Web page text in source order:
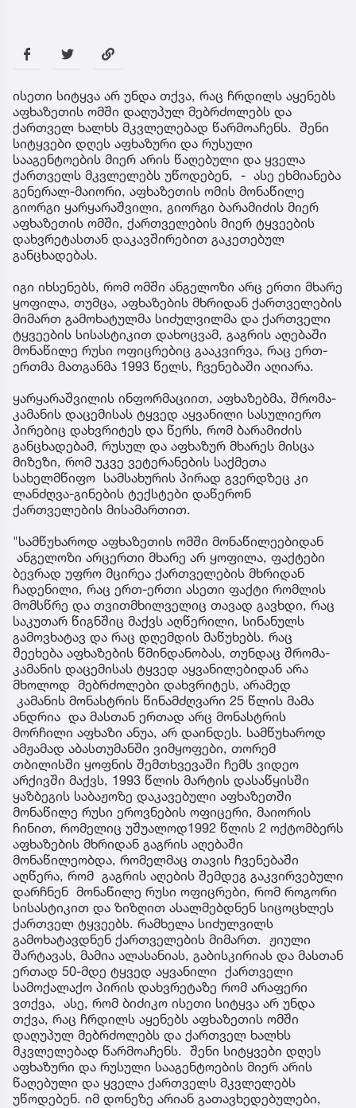
ისეთი სიტყვა არ უნდა თქვა, რაც ჩრდილს აყენებს
აფხაზეთის ომში დაღუპულ მებრძოლებს და
ქართველ ხალხს მკვლელებად წარმოაჩენს. შენი
სიტყვები დღეს აფხაზური და რუსული
სააგენტოების მიერ არის წაღებული და ყველა
ქართველს მკვლელებს უწოდებენ, - ასე ეხმიანება
გენერალ-მაიორი, აფხაზეთის ომის მონაწილე
გიორგი ყარყარაშვილი, გიორგი ბარამიძის მიერ
აფხაზეთის ომში, ქართველების მიერ ტყვეების
დახვრეტასთან დაკავშირებით გაკეთებულ
განცხადებას.
იგი იხსენებს, რომ ომში ანგელოზი არც ერთი მხარე
ყოფილა, თუმცა, აფხაზების მხრიდან ქართველების
მიმართ გამოხატულმა სიძულვილმა და ქართველი
ტყვეების სისასტიკით დახოცვამ, გაგრის აღებაში
მონაწილე რუსი ოფიცრებიც გააკვირვა, რაც ერთ-
ერთმა მათგანმა 1993 წელს, ჩვენებაში აღიარა.
ყარყარაშვილის ინფორმაციით, აფხაზებმა, შრომა-
კამანის დაცემისას ტყვედ აყვანილი სასულიერო
პირებიც დახვრიტეს და წერს, რომ ბარამიძის
განცხადებამ, რუსულ და აფხაზურ მხარეს მისცა
მიზეზი, რომ უკვე ვეტერანების საქმეთა
სახელმწიფო სამსახურის პირად გვერდზეც კი
ლანძღვა-გინების ტექსტები დაწერონ
ქართველების მისამართით.
"სამწუხაროდ აფხაზეთის ომში მონაწილეებიდან
ანგელოზი არცერთი მხარე არ ყოფილა, ფაქტები
ბევრად უფრო მცირეა ქართველების მხრიდან
ჩადენილი, რაც ერთ-ერთი ასეთი ფაქტი რომლის
მომსწრე და თვითმხილველიც თავად გავხდი, რაც
საკუთარ წიგნშიც მაქვს აღწერილი, სინანულს
გამოვხატავ და რაც დღემდის მაწუხებს. რაც
შეეხება აფხაზების წმინდანობას, თუნდაც შრომა-
კამანის დაცემისას ტყვედ აყვანილებიდან არა
მხოლოდ მებრძოლები დახვრიტეს, არამედ
კამანის მონასტრის წინამძღვარი 25 წლის მამა
ანდრია და მასთან ერთად არც მონასტრის
მორჩილი აფხაზი ანუა, არ დაინდეს. სამწუხაროდ
ამჟამად აბასთუმანში ვიმყოფები, თორემ
თბილისში ყოფნის შემთხვევაში ჩემს ვიდეო
არქივში მაქვს, 1993 წლის მარტის დასაწყისში
ყაზბეგის საბაჟოზე დაკავებული აფხაზეთში
მონაწილე რუსი ეროვნების ოფიცერი, მაიორის
ჩინით, რომელიც უშუალოდ1992 წლის 2 ოქტომბერს
აფხაზების მხრიდან გაგრის აღებაში
მონაწილეობდა, რომელმაც თავის ჩვენებაში
აღწერა, რომ გაგრის აღების შემდეგ გაკვირვებული
დარჩნენ მონაწილე რუსი ოფიცრები, რომ როგორი
სისასტიკით და ზიზღით ასალმებდნენ სიცოცხლეს
ქართველ ტყვეებს. რამხელა სიძულვილს
გამოხატავდნენ ქართველების მიმართ. ჟიული
შარტავას, მამია ალასანიას, გაბისკირიას და მასთან
ერთად 50-მდე ტყვედ აყვანილი ქართველი
სამოქალაქო პირის დახვრეტაზე რომ არაფერი
ვთქვა, ასე, რომ ბიძიკო ისეთი სიტყვა არ უნდა
თქვა, რაც ჩრდილს აყენებს აფხაზეთის ომში
დაღუპულ მებრძოლებს და ქართველ ხალხს
მკვლელებად წარმოაჩენს. შენი სიტყვები დღეს
აფხაზური და რუსული სააგენტოების მიერ არის
წაღებული და ყველა ქართველს მკვლელებს
უწოდებენ. იმ დონეზე არიან გათავხედებულები,